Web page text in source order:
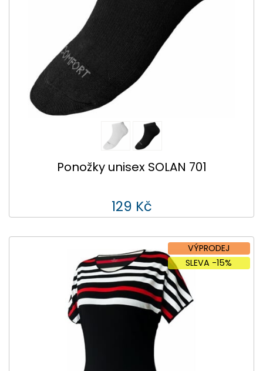
Ponožky unisex SOLAN 701
129 Kč
VÝPRODEJ
SLEVA -15%